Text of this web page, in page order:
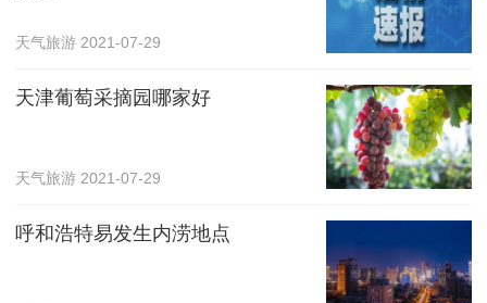
天气旅游 2021-07-29
天津葡萄采摘园哪家好
天气旅游 2021-07-29
呼和浩特易发生内涝地点